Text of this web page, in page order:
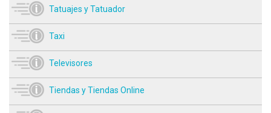
Tatuajes y Tatuador
Taxi
Televisores
Tiendas y Tiendas Online